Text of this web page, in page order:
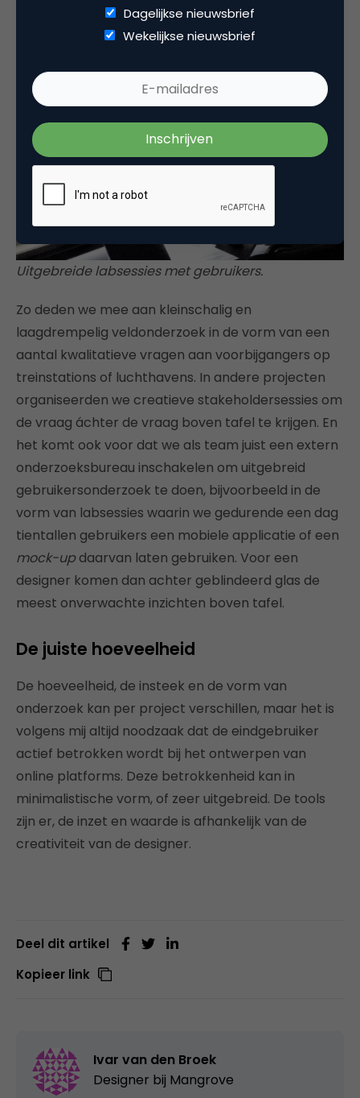
Uitgebreide labsessies met gebruikers.
Zo deden we mee aan kleinschalig en
laagdrempelig veldonderzoek in de vorm van een
aantal kwalitatieve vragen aan voorbijgangers op
treinstations of luchthavens. In andere projecten
organiseerden we creatieve stakeholdersessies om
de vraag áchter de vraag boven tafel te krijgen. En
het komt ook voor dat we als team juist een extern
onderzoeksbureau inschakelen om uitgebreid
gebruikersonderzoek te doen, bijvoorbeeld in de
vorm van labsessies waarin we gedurende een dag
tientallen gebruikers een mobiele applicatie of een
mock-updaarvan laten gebruiken. Voor een
designer komen dan achter geblindeerd glas de
meest onverwachte inzichten boven tafel.
De juiste hoeveelheid
De hoeveelheid, de insteek en de vorm van
onderzoek kan per project verschillen, maar het is
volgens mij altijd noodzaak dat de eindgebruiker
actief betrokken wordt bij het ontwerpen van
online platforms. Deze betrokkenheid kan in
minimalistische vorm, of zeer uitgebreid. De tools
zijn er, de inzet en waarde is afhankelijk van de
creativiteit van de designer.
Deel dit artikel
Kopieer link
Ivar van den Broek
Designer bij Mangrove
Dagelijkse nieuwsbrief
Wekelijkse nieuwsbrief